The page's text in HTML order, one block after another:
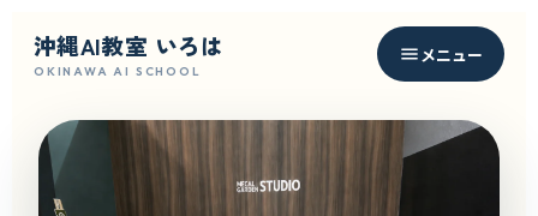
沖縄AI教室 いろは
OKINAWA AI SCHOOL
メニュー